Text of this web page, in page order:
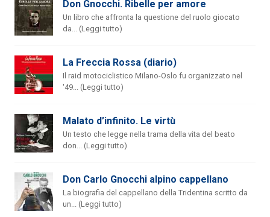
Don Gnocchi. Ribelle per amore
Un libro che affronta la questione del ruolo giocato
da... (Leggi tutto)
La Freccia Rossa (diario)
Il raid motociclistico Milano-Oslo fu organizzato nel
'49... (Leggi tutto)
Malato d’infinito. Le virtù
Un testo che legge nella trama della vita del beato
don... (Leggi tutto)
Don Carlo Gnocchi alpino cappellano
La biografia del cappellano della Tridentina scritto da
un... (Leggi tutto)